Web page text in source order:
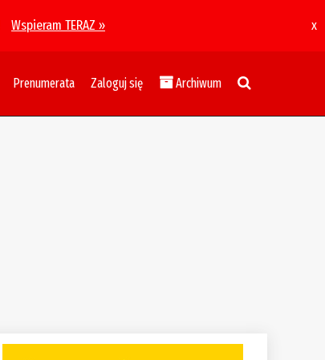
Wspieram TERAZ » x
Prenumerata Zaloguj się Archiwum